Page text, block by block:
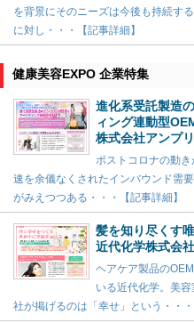
を背景にそのニーズは今後も持続す
に対し・・・【記事詳細】
健康美容EXPO 企業特集
進化系受託製造
ィング連動型
株式会社アンプ
ポストコロナの動
速を余儀なくされたインバウンド需
がみえつつある・・・【記事詳細】
髪を知り尽くす
近代化学株式会社
ヘアケア製品の
いる近代化学。美
社が掲げるのは「幸せ」という・・・